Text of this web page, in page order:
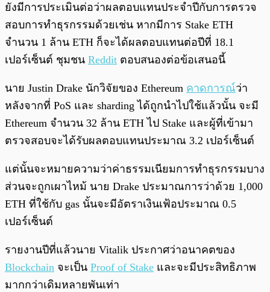
ยังมีการประเมินต่อว่าผลตอบแทนประจำปีกับการตรวจ
สอบการทำธุรกรรมด้วยเช่น หากมีการ Stake ETH
จำนวน 1 ล้าน ETH ก็จะได้ผลตอบแทนต่อปีที่ 18.1
เปอร์เซ็นต์ ชุมชน Reddit ตอบสนองต่อข้อเสนอนี้
นาย Justin Drake นักวิจัยของ Ethereum คาดการณ์ว่า
หลังจากที่ PoS และ sharding ได้ถูกนำไปใช้แล้วนั้น จะมี
Ethereum จำนวน 32 ล้าน ETH ไป Stake และผู้ที่เข้ามา
ตรวจสอบจะได้รับผลตอบแทนประมาณ 3.2 เปอร์เซ็นต์
แต่นั้นจะหมายความว่าค่าธรรมเนียมการทำธุรกรรมบาง
ส่วนจะถูกเผาไหม้ นาย Drake ประมาณการว่าด้วย 1,000
ETH ที่ใช้กับ gas นั้นจะมีอัตราเงินเฟ้อประมาณ 0.5
เปอร์เซ็นต์
รายงานปีที่แล้วนาย Vitalik ประกาศว่าอนาคตของ
Blockchain จะเป็น Proof of Stake และจะมีประสิทธิภาพ
มากกว่าเดิมหลายพันเท่า